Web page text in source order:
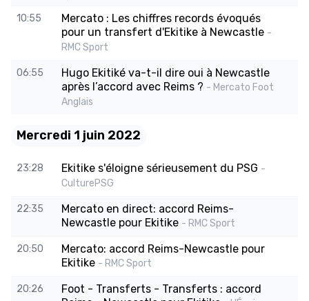
10:55
Mercato : Les chiffres records évoqués
pour un transfert d'Ekitike à Newcastle -
RMC Sport
06:55
Hugo Ekitiké va-t-il dire oui à Newcastle
après l’accord avec Reims ? - Mercato Foot
Anglais
Mercredi 1 juin 2022
23:28 Ekitike s'éloigne sérieusement du PSG -
CulturePSG
22:35
Mercato en direct: accord Reims-
Newcastle pour Ekitike - RMC Sport
20:50
Mercato: accord Reims-Newcastle pour
Ekitike - RMC Sport
20:26
Foot - Transferts - Transferts : accord